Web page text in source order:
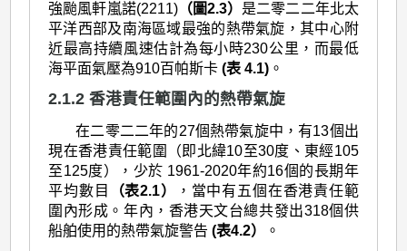
強颱風軒嵐諾(2211)（圖2.3） 是二零二二年北太
平洋西部及南海區域最強的熱帶氣旋，其中心附
近最高持續風速估計為每小時230公里，而最低
海平面氣壓為910百帕斯卡(表 4.1) 。
2.1.2 香港責任範圍內的熱帶氣旋
在二零二二年的27個熱帶氣旋中，有13個出
現在香港責任範圍（即北緯10至30度、東經105
至125度），少於 1961-2020年約16個的長期年
平均數目
（表2.1）
，當中有五個在香港責任範
圍內形成。年內，香港天文台總共發出318個供
船舶使用的熱帶氣旋警告 (表4.2） 。